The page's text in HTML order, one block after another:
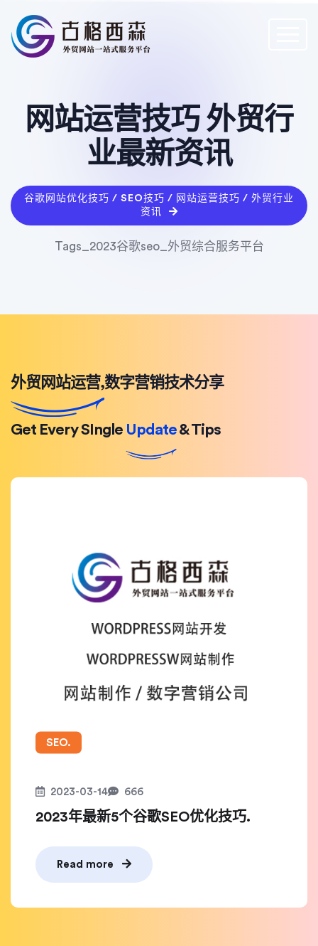
网站运营技巧 外贸行
业最新资讯
谷歌网站优化技巧 / SEO技巧 / 网站运营技巧 / 外贸行业
资讯
Tags_2023谷歌seo_外贸综合服务平台
外贸网站运营,数字营销技术分享
Get Every SIngle Update& Tips
SEO.
2023-03-14 666
2023年最新5个谷歌SEO优化技巧.
Read more